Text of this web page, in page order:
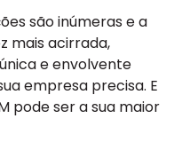
são inúmeras e a
mais acirrada,
e envolvente
empresa precisa. E
pode ser a sua maior